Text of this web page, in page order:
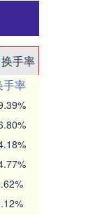
换手率
手率